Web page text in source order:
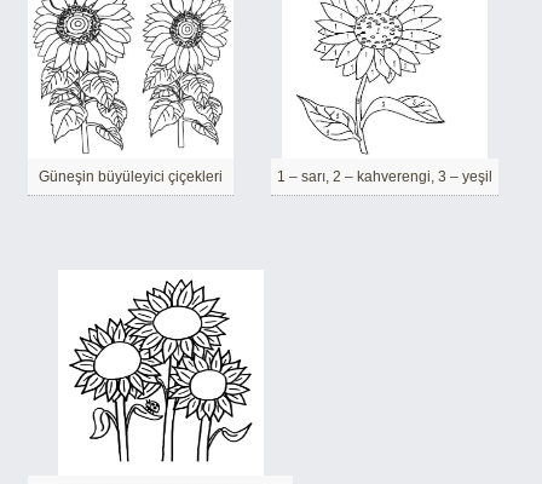
Güneşin büyüleyici çiçekleri 1 – sarı, 2 – kahverengi, 3 – yeşil